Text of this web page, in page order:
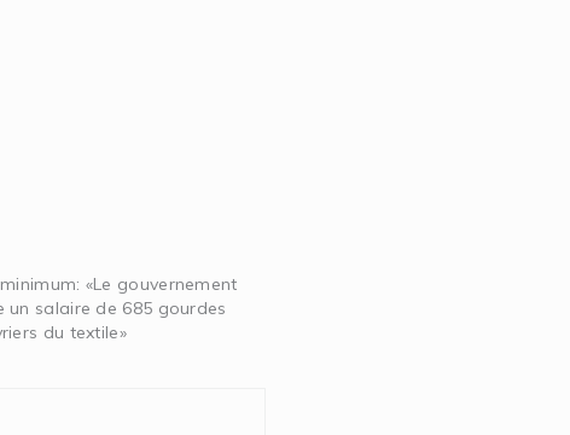
«Le gouvernement
un salaire de 685 gourdes
du textile»